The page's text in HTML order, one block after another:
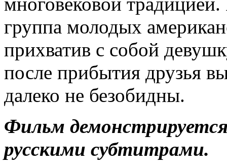
группа молодых
прихватив с собой
после прибытия друзья
далеко не безобидны.
Фильм
русскими субтитрами.